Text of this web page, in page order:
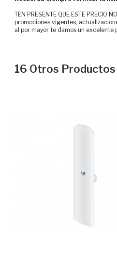
TEN PRESENTE QUE ESTE PRECIO
promociones vigentes,
al por mayor te damos un excelente
16 Otros Productos